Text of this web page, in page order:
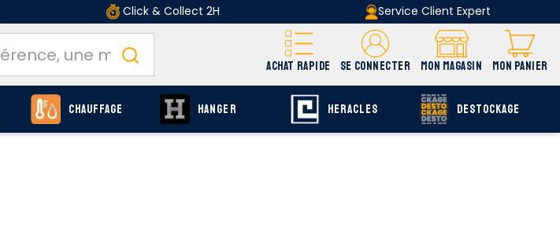
Click & Collect 2H Service Client Expert
ACHAT RAPIDE SE CONNECTER MON MAGASIN MON PANIER
Chauffage HANGER HERACLES DESTOCKAGE